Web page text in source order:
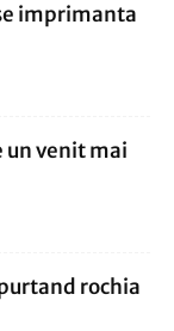
imprimanta
un venit mai
rochia